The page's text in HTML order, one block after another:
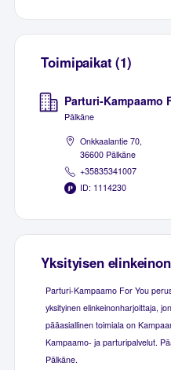
Toimipaikat (1)
Parturi-Kampaamo
Pälkäne
Onkkaalantie 70,
36600 Pälkäne
+35835341007
ID: 1114230
Yksityisen
Parturi-Kampaamo For You
yksityinen elinkeinonharjoittaja,
pääasiallinen toimiala on
Kampaamo- ja parturipalvelut.
Pälkäne.